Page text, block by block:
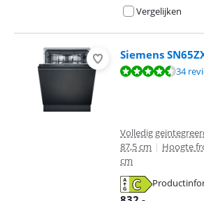
Vergelijken
Siemens
Beoordeling is 8,6 van de 10, gebaseerd op 34
34
Volledig
87,5 cm | Hoogte
cm